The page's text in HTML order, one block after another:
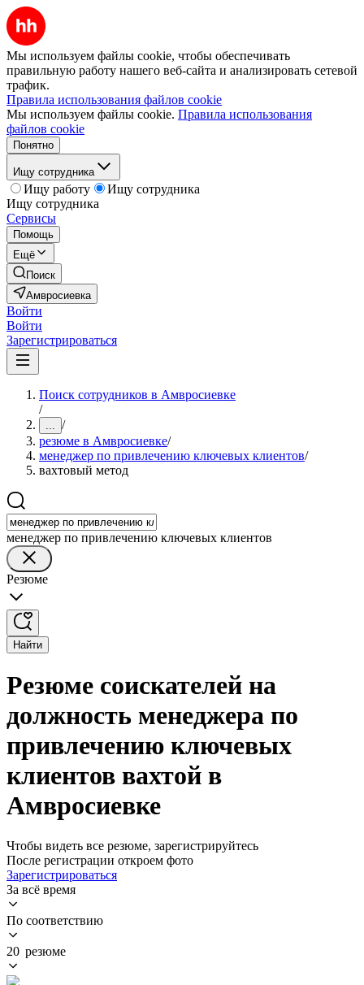
Мы используем файлы cookie, чтобы обеспечивать
правильную работу нашего веб-сайта и анализировать сетевой
трафик.
Правила использования файлов cookie
Мы используем файлы cookie. Правила использования
файлов cookie
Понятно
Ищу сотрудника
Ищу работу
Ищу сотрудника
Ищу сотрудника
Сервисы
Помощь
Ещё
Поиск
Амвросиевка
Войти
Войти
Зарегистрироваться
Поиск сотрудников в Амвросиевке
/
... /
резюме в Амвросиевке/
менеджер по привлечению ключевых клиентов/
вахтовый метод
менеджер по привлечению ключевых клиентов
Резюме
Найти
Резюме соискателей на
должность менеджера по
привлечению ключевых
клиентов вахтой в
Амвросиевке
Чтобы видеть все резюме, зарегистрируйтесь
После регистрации откроем фото
Зарегистрироваться
За всё время
По соответствию
20 резюме